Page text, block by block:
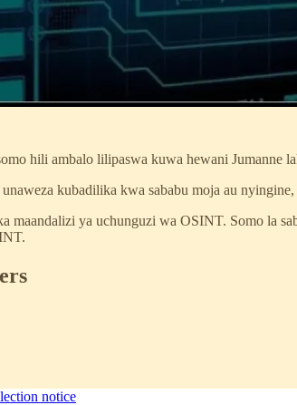
hili ambalo lilipaswa kuwa hewani
kubadilika kwa sababu moja au
maandalizi ya uchunguzi wa OSINT. Somo la
notice